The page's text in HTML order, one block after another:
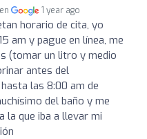
1 year ago
horario de cita, yo
am y pague en línea, me
(tomar un litro y medio
antes del
las 8:00 am de
del baño y me
la que iba a llevar mi